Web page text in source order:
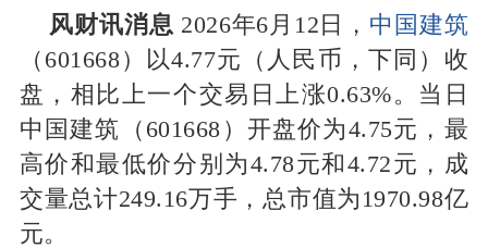
风财讯消息 2026年6月12日， 中国建筑
（601668）以4.77元（人民币，下同）收
盘，相比上一个交易日上涨0.63%。当日
中国建筑（601668）开盘价为4.75元，最
高价和最低价分别为4.78元和4.72元，成
交量总计249.16万手，总市值为1970.98亿
元。